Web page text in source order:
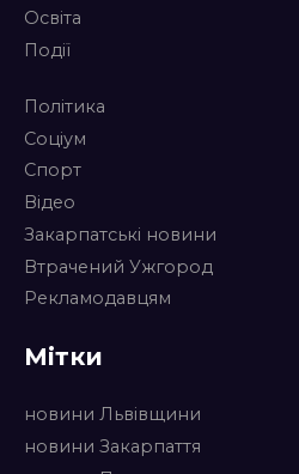
Освіта
Події
Політика
Соціум
Спорт
Відео
Закарпатські новини
Втрачений Ужгород
Рекламодавцям
Мітки
новини Львівщини
новини Закарпаття